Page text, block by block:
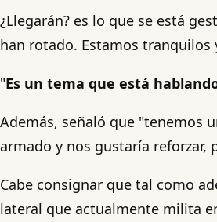
¿Llegarán? es lo que se está
han rotado. Estamos
"Es un tema que está
Además, señaló que "tenemos
armado y nos gustaría reforzar,
Cabe consignar que tal como
lateral que actualmente milita